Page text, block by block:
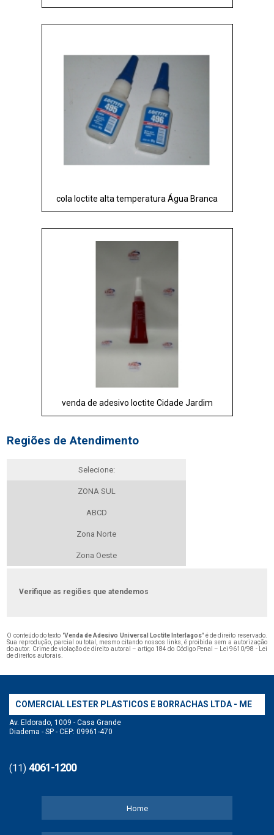
cola loctite alta temperatura Água Branca
venda de adesivo loctite Cidade Jardim
Regiões de Atendimento
Selecione:
ZONA SUL
ABCD
Zona Norte
Zona Oeste
Verifique as regiões que atendemos
O conteúdo do texto "Venda de Adesivo Universal Loctite Interlagos" é de direito reservado.
Sua reprodução, parcial ou total, mesmo citando nossos links, é proibida sem a autorização
do autor. Crime de violação de direito autoral – artigo 184 do Código Penal – Lei 9610/98 - Lei
de direitos autorais.
COMERCIAL LESTER PLASTICOS E BORRACHAS LTDA - ME
Av. Eldorado, 1009 - Casa Grande
Diadema - SP - CEP: 09961-470
(11) 4061-1200
Home